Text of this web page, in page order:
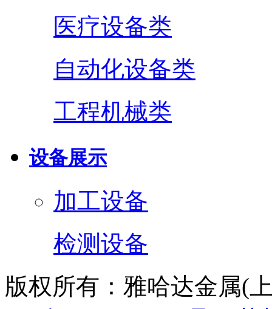
医疗设备类
自动化设备类
工程机械类
设备展示
加工设备
检测设备
版权所有：雅哈达金属(